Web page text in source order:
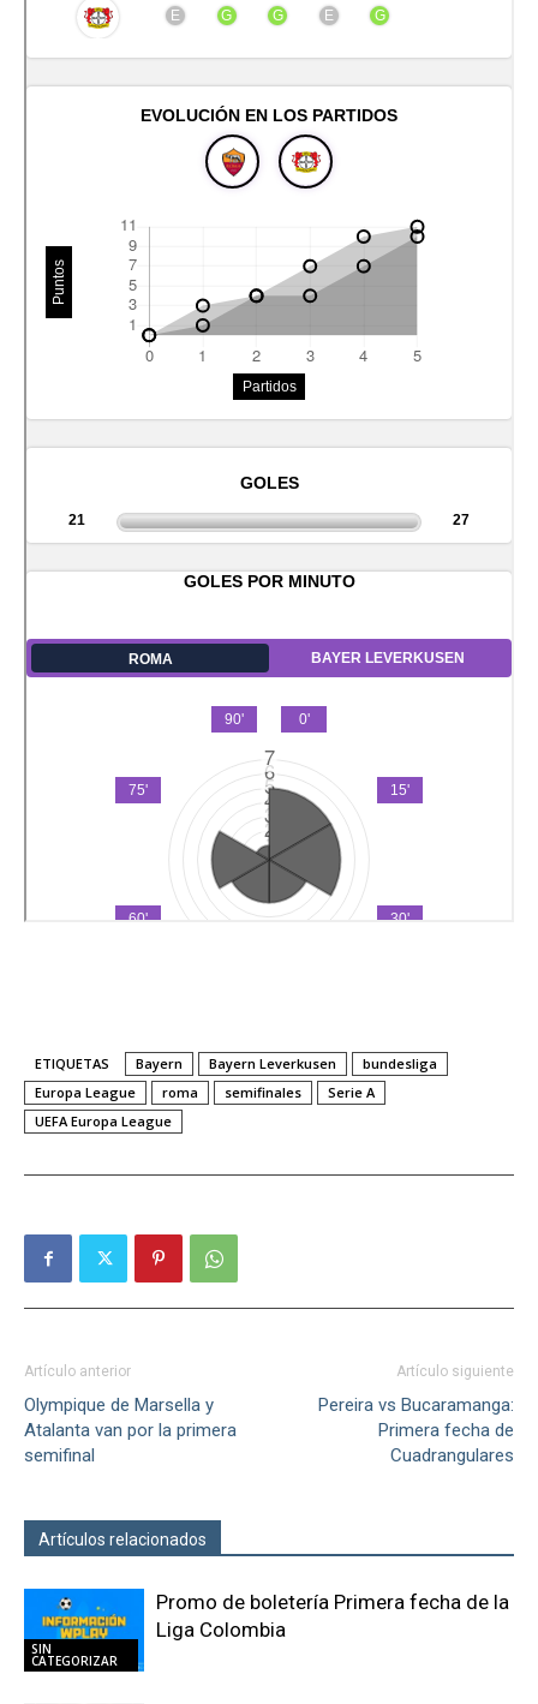
ETIQUETAS Bayern Bayern Leverkusen
bundesliga
Europa League
roma semifinales
Serie A
UEFA Europa League
Artículo anterior
Olympique de Marsella y
Atalanta van por la primera
semifinal
Artículo siguiente
Pereira vs Bucaramanga:
Primera fecha de
Cuadrangulares
Artículos relacionados
SIN
CATEGORIZAR
Promo de boletería Primera fecha de la
Liga Colombia